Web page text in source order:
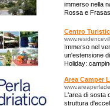
immerso nella
Rossa e
Centro
Immerso nel
un'estensione
Holiday:
Area Camper
L'area di sosta
struttura